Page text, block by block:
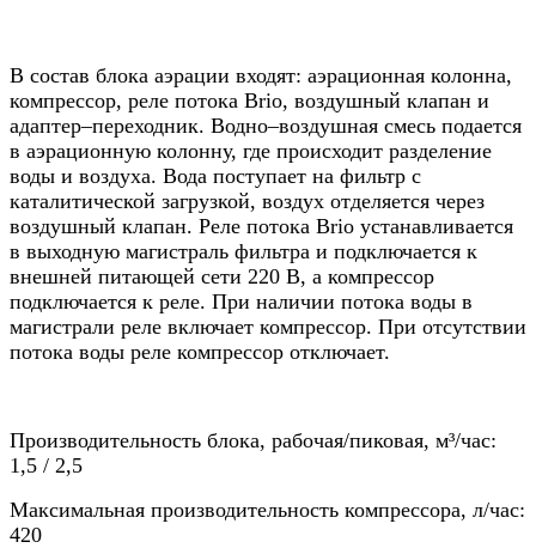
В состав блока аэрации входят: аэрационная колонна,
компрессор, реле потока Brio, воздушный клапан и
адаптер–переходник. Водно–воздушная смесь подается
в аэрационную колонну, где происходит разделение
воды и воздуха. Вода поступает на фильтр с
каталитической загрузкой, воздух отделяется через
воздушный клапан. Реле потока Brio устанавливается
в выходную магистраль фильтра и подключается к
внешней питающей сети 220 В, а компрессор
подключается к реле. При наличии потока воды в
магистрали реле включает компрессор. При отсутствии
потока воды реле компрессор отключает.
Производительность блока, рабочая/пиковая, м³/час:
1,5 / 2,5
Максимальная производительность компрессора, л/час:
420